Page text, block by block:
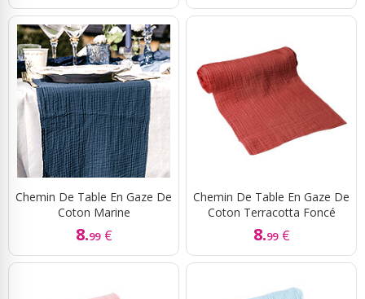
Chemin De Table En Gaze De
Coton Marine
8.99 €
Chemin De Table En Gaze De
Coton Terracotta Foncé
8.99 €